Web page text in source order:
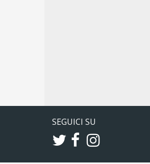
SEGUICI SU